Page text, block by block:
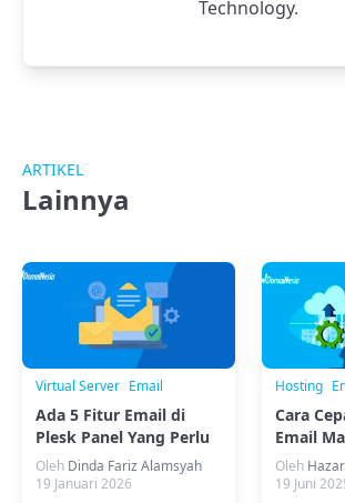
Technology.
ARTIKEL
Lainnya
Virtual Server Email
Ada 5 Fitur Email di
Plesk Panel Yang Perlu
Diketahui
Oleh Dinda Fariz Alamsyah
19 Januari 2026
Hosting
Cara
Email
cPanel
Oleh
19 Juni